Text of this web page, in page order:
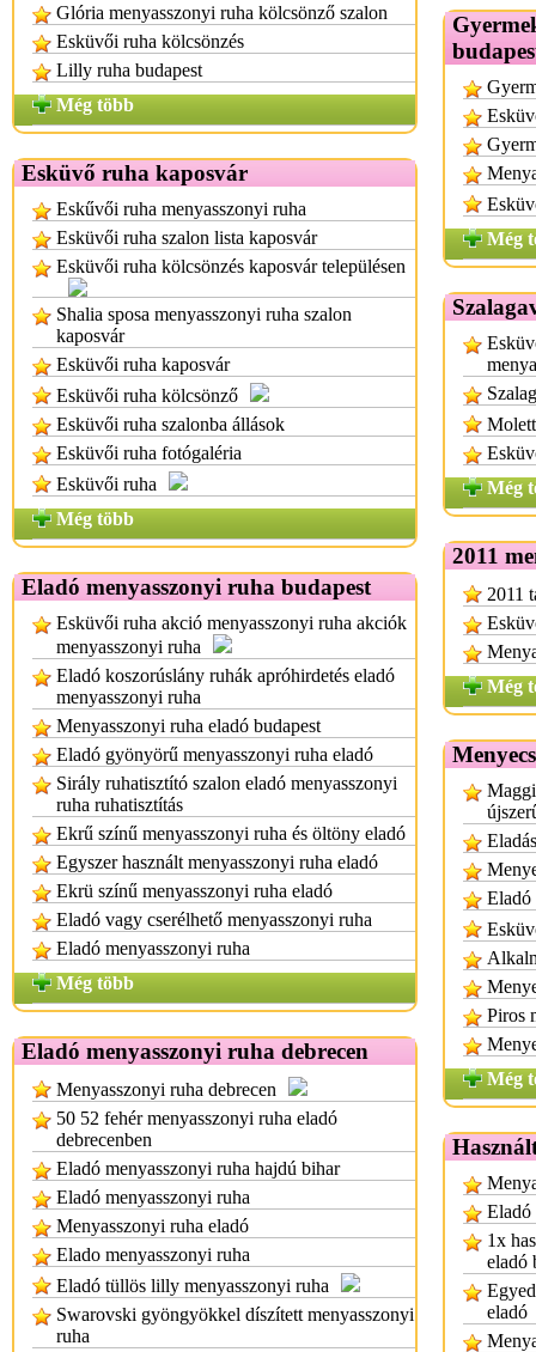
Glória menyasszonyi ruha kölcsönző szalon
Esküvői ruha kölcsönzés
Lilly ruha budapest
Még több
Esküvő ruha kaposvár
Eskűvői ruha menyasszonyi ruha
Esküvői ruha szalon lista kaposvár
Esküvői ruha kölcsönzés kaposvár településen
Shalia sposa menyasszonyi ruha szalon
kaposvár
Esküvői ruha kaposvár
Esküvői ruha kölcsönző
Esküvői ruha szalonba állások
Esküvői ruha fotógaléria
Esküvői ruha
Még több
Eladó menyasszonyi ruha budapest
Esküvői ruha akció menyasszonyi ruha akciók
menyasszonyi ruha
Eladó koszorúslány ruhák apróhirdetés eladó
menyasszonyi ruha
Menyasszonyi ruha eladó budapest
Eladó gyönyörű menyasszonyi ruha eladó
Sirály ruhatisztító szalon eladó menyasszonyi
ruha ruhatisztítás
Ekrű színű menyasszonyi ruha és öltöny eladó
Egyszer használt menyasszonyi ruha eladó
Ekrü színű menyasszonyi ruha eladó
Eladó vagy cserélhető menyasszonyi ruha
Eladó menyasszonyi ruha
Még több
Eladó menyasszonyi ruha debrecen
Menyasszonyi ruha debrecen
50 52 fehér menyasszonyi ruha eladó
debrecenben
Eladó menyasszonyi ruha hajdú bihar
Eladó menyasszonyi ruha
Menyasszonyi ruha eladó
Elado menyasszonyi ruha
Eladó tüllös lilly menyasszonyi ruha
Swarovski gyöngyökkel díszített menyasszonyi
ruha
Még
Még
2011
2011
Még
Eladó
Piros
Még
Eladó
1x
eladó
eladó